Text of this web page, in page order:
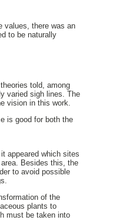
values, there was an
to be naturally
told, among
varied sigh lines. The
vision in this work.
is good for both the
appeared which sites
Besides this, the
to avoid possible
of the
plants to
must be taken into